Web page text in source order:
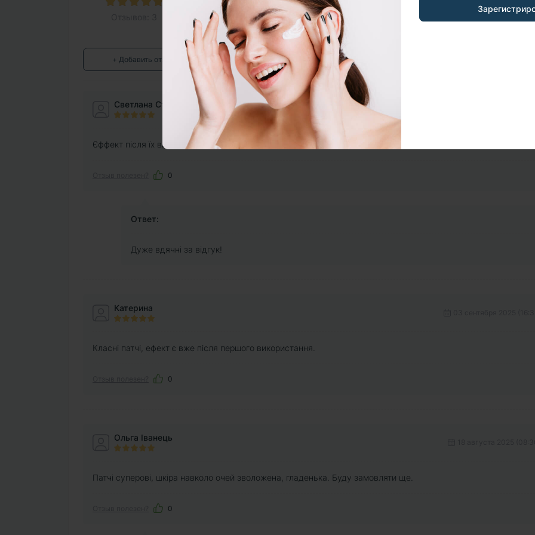
2
1
+ Добавить отзыв
Светлана Cтупак
Єффект після їх викоростання є. Буду замовляти ще
0
Ответ:
Дуже вдячні за відгук!
Катерина
Класні патчі, ефект є вже після першого використання.
0
Ольга Іванець
Патчі суперові, шкіра навколо очей зволожена, гладенька. Буду замовляти ще.
0